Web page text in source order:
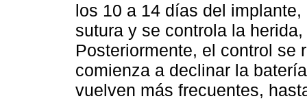
los 10 a 14 días del
sutura y se controla la
Posteriormente, el control se
comienza a declinar la
vuelven más frecuentes,